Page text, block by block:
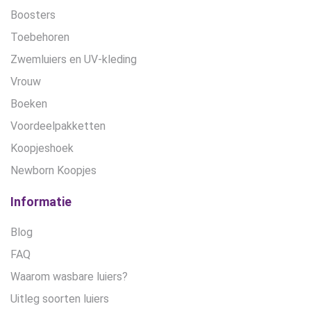
Boosters
Toebehoren
Zwemluiers en UV-kleding
Vrouw
Boeken
Voordeelpakketten
Koopjeshoek
Newborn Koopjes
Informatie
Blog
FAQ
Waarom wasbare luiers?
Uitleg soorten luiers